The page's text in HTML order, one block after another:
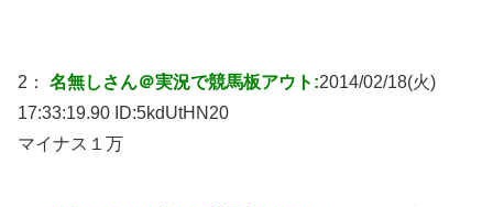
2： 名無しさん＠実況で競馬板アウト:2014/02/18(火)
17:33:19.90 ID:5kdUtHN20
マイナス１万